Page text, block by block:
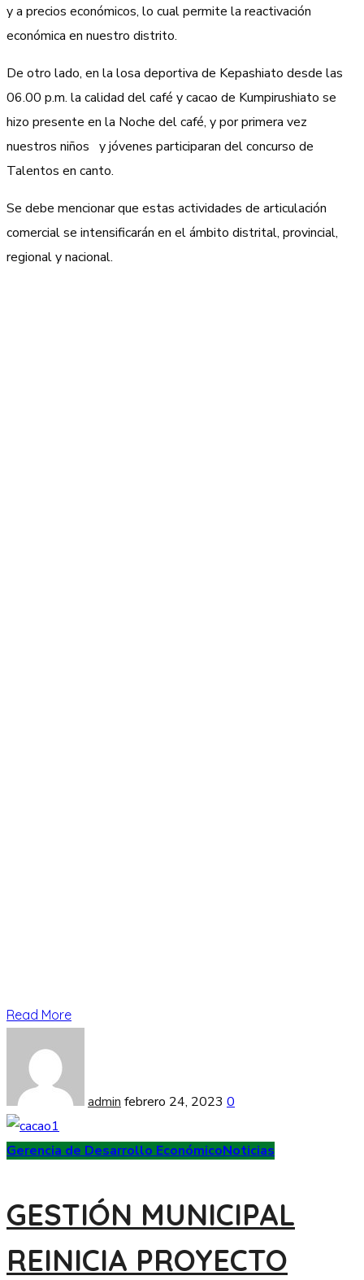
y a precios económicos, lo cual permite la reactivación
económica en nuestro distrito.
De otro lado, en la losa deportiva de Kepashiato desde las
06.00 p.m. la calidad del café y cacao de Kumpirushiato se
hizo presente en la Noche del café, y por primera vez
nuestros niños y jóvenes participaran del concurso de
Talentos en canto.
Se debe mencionar que estas actividades de articulación
comercial se intensificarán en el ámbito distrital, provincial,
regional y nacional.
Read More
admin febrero 24, 2023 0
Gerencia de Desarrollo EconómicoNoticias
GESTIÓN MUNICIPAL
REINICIA PROYECTO